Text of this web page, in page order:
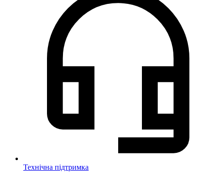
Технічна підтримка